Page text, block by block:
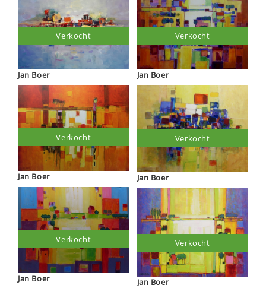
Jan Boer
Verkocht
Jan Boer
Verkocht
Jan Boer
Verkocht
Jan Boer
Verkocht
Jan Boer
Verkocht
Jan Boer
Verkocht